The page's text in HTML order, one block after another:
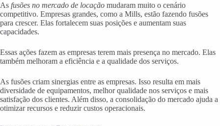
As fusões no mercado de locação mudaram muito o cenário
competitivo. Empresas grandes, como a Mills, estão fazendo fusões
para crescer. Elas fortalecem suas posições e aumentam suas
capacidades.
Essas ações fazem as empresas terem mais presença no mercado. Elas
também melhoram a eficiência e a qualidade dos serviços.
As fusões criam sinergias entre as empresas. Isso resulta em mais
diversidade de equipamentos, melhor qualidade nos serviços e mais
satisfação dos clientes. Além disso, a consolidação do mercado ajuda a
otimizar recursos e reduzir custos operacionais.